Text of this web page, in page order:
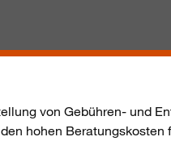
von Gebühren- und
hohen